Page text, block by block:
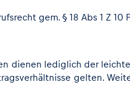
gem. § 18 Abs 1 Z 10
dienen lediglich der
gelten.